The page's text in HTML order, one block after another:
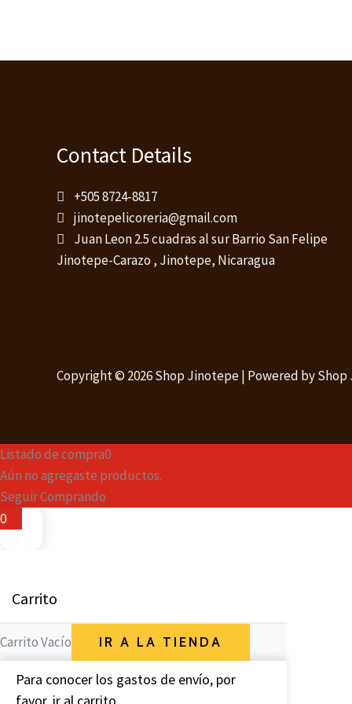
Contact Details
+505 8724-8817
jinotepelicoreria@gmail.com
Juan Leon 2.5 cuadras al sur Barrio San Felipe
Jinotepe-Carazo , Jinotepe, Nicaragua
Copyright © 2026 Shop Jinotepe | Powered by
Listado de compra0
Aún no agregaste productos.
Seguir Comprando
0
Carrito
Carrito Vacío IR A LA TIENDA
Para conocer los gastos de envío, por
favor, ir al carrito.